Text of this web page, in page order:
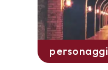
personaggi